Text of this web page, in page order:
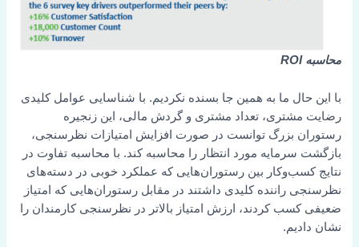
محاسبه ROI
با این حال ما به همین جا بسنده نکردیم. با شناسایی عوامل کلیدی
رضایت مشتری، تعداد مشتری و گردش مالی، این زنجیره
رستوران بزرگ توانست در صورت افزایش امتیازات نظرسنجی،
بازگشت سرمایه مورد انتظار را محاسبه کند. با محاسبه تفاوت در
نتایج کسب‌وکار بین رستوران‌هایی که عملکرد خوبی در دسته‌های
نظرسنجی راننده کلیدی داشتند در مقابل رستوران‌هایی که امتیاز
ضعیفی کسب کردند، ارزش امتیاز بالاتر در نظرسنجی کارمندان را
نشان دادیم.